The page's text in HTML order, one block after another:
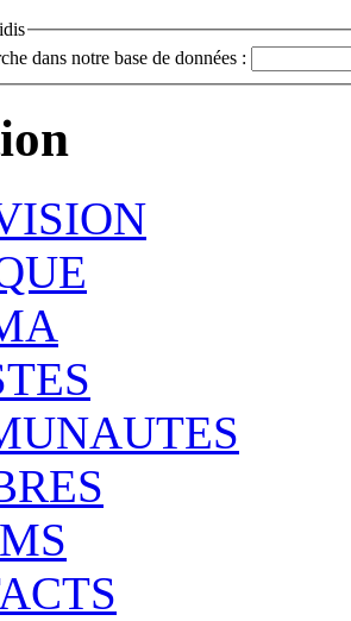
dans notre base de données :